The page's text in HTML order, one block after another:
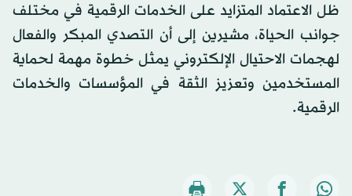
ظل الاعتماد المتزايد على الخدمات الرقمية في مختلف
جوانب الحياة، مشيرين إلى أن التصدي المبكر والفعال
لهجمات الاحتيال الإلكتروني يمثل خطوة مهمة لحماية
المستخدمين وتعزيز الثقة في المؤسسات والخدمات
الرقمية.